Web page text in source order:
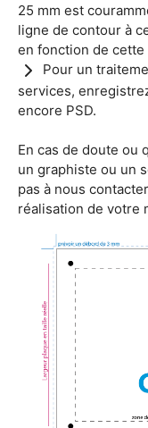
25 mm est
ligne de contour à
en fonction de
Pour un
services,
encore PSD.
En cas de doute ou
un graphiste ou un
pas à nous
réalisation de votre